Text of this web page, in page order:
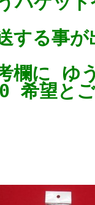
する事が
欄に ゆ
希望と